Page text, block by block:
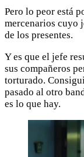
Pero lo peor está
mercenarios cuyo
de los presentes.
Y es que el jefe
sus compañeros
torturado.
pasado al otro
es lo que hay.